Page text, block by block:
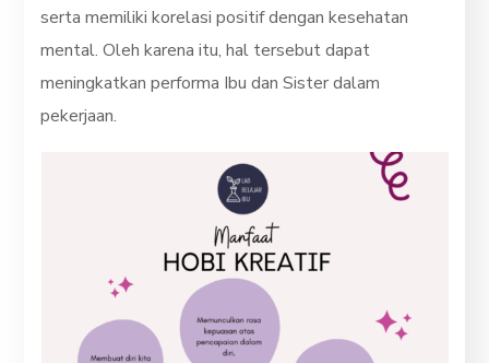
serta memiliki korelasi positif dengan kesehatan
mental. Oleh karena itu, hal tersebut dapat
meningkatkan performa Ibu dan Sister dalam
pekerjaan.